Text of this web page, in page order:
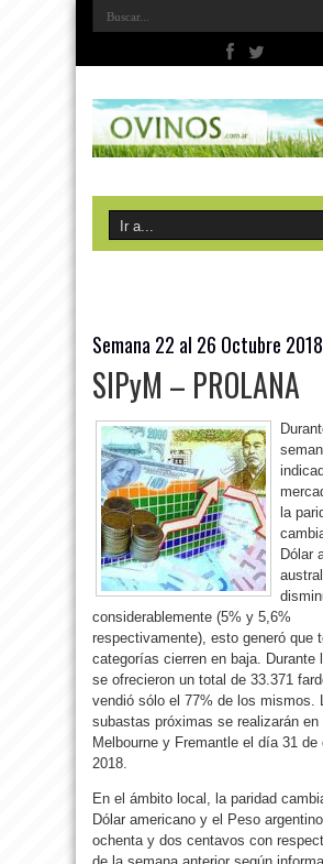
Semana 22 al 26 Octubre 2018
SIPyM – PROLANA
la
Dólar
considerablemente (5% y 5,6%
respectivamente), esto generó que
categorías cierren en baja. Durante
se ofrecieron un total de 33.371
vendió sólo el 77% de los mismos.
subastas próximas se realizarán en
Melbourne y Fremantle el día 31 de
2018.
En el ámbito local, la paridad
Dólar americano y el Peso
ochenta y dos centavos con
de la semana anterior según